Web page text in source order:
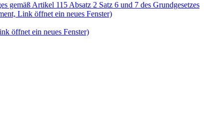
gemäß Artikel 115 Absatz 2 Satz 6 und 7 des Grundgesetzes
Link öffnet ein neues Fenster)
öffnet ein neues Fenster)